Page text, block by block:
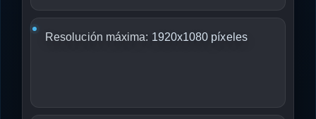
Resolución máxima: 1920x1080 píxeles